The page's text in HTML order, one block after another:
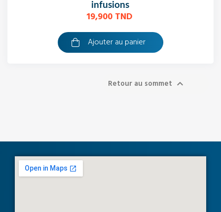
infusions
19,900 TND
Ajouter au panier
Retour au sommet 